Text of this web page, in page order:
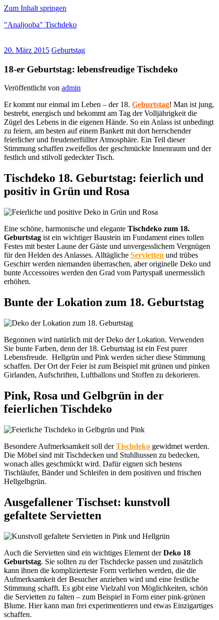
Zum Inhalt springen
"Analjooba" Tischdeko
"Analjooba"
Tischdeko
verschiednenen
Anlässen
20. März 2015 Geburtstag
18-er Geburtstag: lebensfreudige Tischdeko
Veröffentlicht von admin
Er kommt nur einmal im Leben – der 18. Geburtstag! Man ist jung,
bestrebt, energisch und bekommt am Tag der Volljährigkeit die
Zügel des Lebens in die eigenen Hände. So ein Anlass ist unbedingt
zu feiern, am besten auf einem Bankett mit dort herrschender
feierlicher und freudenerfüllter Atmosphäre. Ein Teil dieser
Stimmung schaffen zweifellos der geschmückte Innenraum und der
festlich und stilvoll gedeckter Tisch.
Tischdeko 18. Geburtstag: feierlich und
positiv in Grün und Rosa
Eine schöne, harmonische und elegante Tischdeko zum 18.
Geburtstag ist ein wichtiger Baustein im Fundament eines tollen
Festes mit bester Laune der Gäste und unvergesslichem Vergnügen
für den Helden des Anlasses. Alltägliche Servietten und trübes
Geschirr werden niemanden überraschen, aber originelle Deko und
bunte Accessoires werden den Grad vom Partyspaß unermesslich
erhöhen.
Bunte der Lokation zum 18. Geburtstag
Begonnen wird natürlich mit der Deko der Lokation. Verwenden
Sie bunte Farben, denn der 18. Geburtstag ist ein Fest purer
Lebensfreude. Hellgrün und Pink werden sicher diese Stimmung
schaffen. Der Ort der Feier ist zum Beispiel mit grünen und pinken
Girlanden, Aufschriften, Luftballons und Stoffen zu dekorieren.
Pink, Rosa und Gelbgrün in der
feierlichen Tischdeko
Besondere Aufmerksamkeit soll derTischdeko gewidmet werden.
Die Möbel sind mit Tischdecken und Stuhlhussen zu bedecken,
wonach alles geschmückt wird. Dafür eignen sich bestens
Tischläufer, Bänder und Schleifen in dem positiven und frischen
Hellgelbgrün.
Ausgefallener Tischset: kunstvoll
gefaltete Servietten
Auch die Servietten sind ein wichtiges Element derDeko 18
Geburtstag. Sie sollten zu der Tischdecke passen und zusätzlich
kann ihnen die komplizierteste Form verliehen werden, die die
Aufmerksamkeit der Besucher anziehen wird und eine festliche
Stimmung schafft. Es gibt eine Vielzahl von Möglichkeiten, schön
die Servietten zu falten – zum Beispiel in Form einer pink-grünen
Blume. Hier kann man frei experimentieren und etwas Einzigartiges
schaffen.